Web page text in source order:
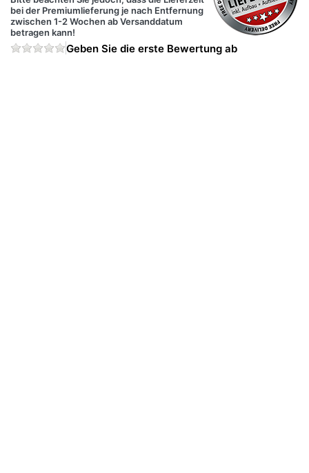
bei der Premiumlieferung je nach Entfernung
zwischen 1-2 Wochen ab Versanddatum
betragen kann!
Geben Sie die erste Bewertung ab